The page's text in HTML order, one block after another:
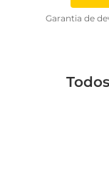
Garantia de